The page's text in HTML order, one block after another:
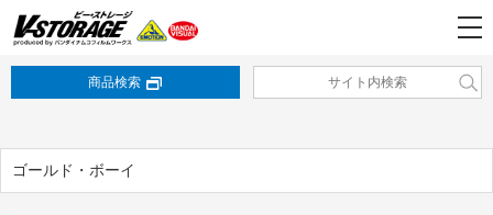
商品検索
ゴールド・ボーイ